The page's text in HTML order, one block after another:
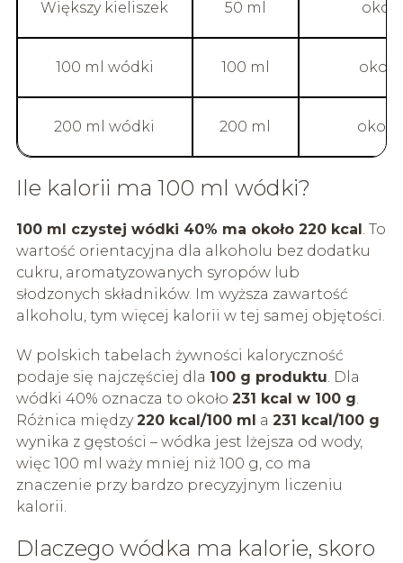
Większy kieliszek 50 ml
100 ml wódki 100 ml
200 ml wódki 200 ml
Ile kalorii ma 100 ml wódki?
100 ml czystej wódki 40% ma około 220 kcal. To
wartość orientacyjna dla alkoholu bez dodatku
cukru, aromatyzowanych syropów lub
słodzonych składników. Im wyższa zawartość
alkoholu, tym więcej kalorii w tej samej objętości.
W polskich tabelach żywności kaloryczność
podaje się najczęściej dla 100 g produktu. Dla
wódki 40% oznacza to około 231 kcal w 100 g.
Różnica między220 kcal/100 ml a 231 kcal/100 g
wynika z gęstości – wódka jest lżejsza od wody,
więc 100 ml waży mniej niż 100 g, co ma
znaczenie przy bardzo precyzyjnym liczeniu
kalorii.
Dlaczego wódka ma kalorie, skoro